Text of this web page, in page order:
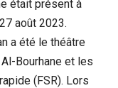
était présent à
août 2023.
a été le théâtre
Bourhane et les
(FSR). Lors